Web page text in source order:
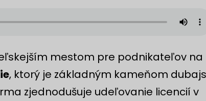
mestom pre podnikateľov na
, ktorý je základným kameňom
zjednodušuje udeľovanie licencií v